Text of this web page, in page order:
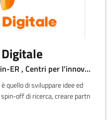
Acceleratori e incubatori di in-ER , Centri per l'innovazione , Sportelli di informazione , Altro
quello di sviluppare idee ed
off di ricerca, creare partn